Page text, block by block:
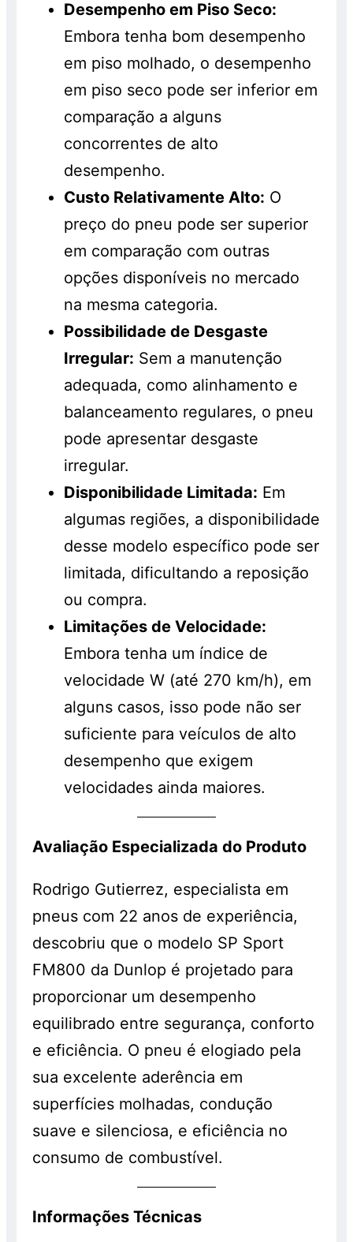
Desempenho em Piso Seco:
Embora tenha bom desempenho
em piso molhado, o desempenho
em piso seco pode ser inferior em
comparação a alguns
concorrentes de alto
desempenho.
Custo Relativamente Alto: O
preço do pneu pode ser superior
em comparação com outras
opções disponíveis no mercado
na mesma categoria.
Possibilidade de Desgaste
Irregular: Sem a manutenção
adequada, como alinhamento e
balanceamento regulares, o pneu
pode apresentar desgaste
irregular.
Disponibilidade Limitada: Em
algumas regiões, a disponibilidade
desse modelo específico pode ser
limitada, dificultando a reposição
ou compra.
Limitações de Velocidade:
Embora tenha um índice de
velocidade W (até 270 km/h), em
alguns casos, isso pode não ser
suficiente para veículos de alto
desempenho que exigem
velocidades ainda maiores.
Avaliação Especializada do Produto
Rodrigo Gutierrez, especialista em
pneus com 22 anos de experiência,
descobriu que o modelo SP Sport
FM800 da Dunlop é projetado para
proporcionar um desempenho
equilibrado entre segurança, conforto
e eficiência. O pneu é elogiado pela
sua excelente aderência em
superfícies molhadas, condução
suave e silenciosa, e eficiência no
consumo de combustível.
Informações Técnicas